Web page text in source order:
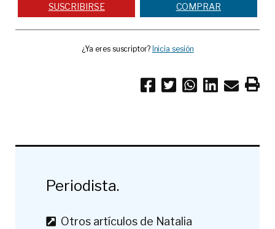
SUSCRIBIRSE COMPRAR
¿Ya eres suscriptor? Inicia sesión
Periodista.
Otros artículos de Natalia